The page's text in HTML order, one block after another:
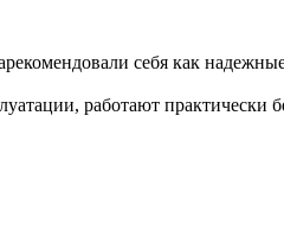
себя как
работают практически